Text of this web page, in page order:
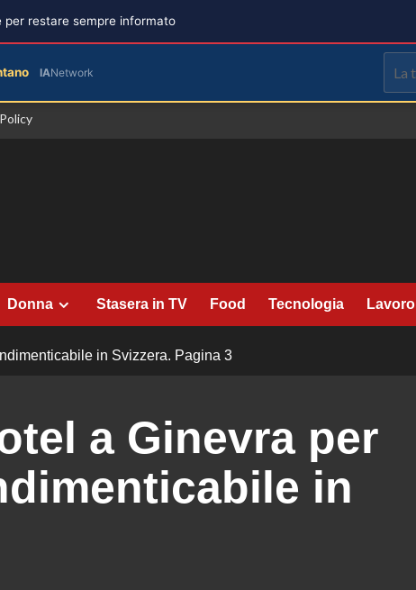
Donna Stasera in TV Food Tecnologia Lavoro
in Svizzera. Pagina 3
a Ginevra per
in
restare sempre informato
IANetwork